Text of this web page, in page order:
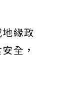
緣政
全，